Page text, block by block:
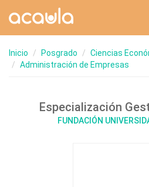
Inicio Posgrado
Ciencias
Administración de Empresas
Especialización
FUNDACIÓN